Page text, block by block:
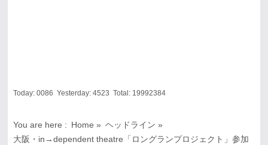
Today: 0086 Yesterday: 4523 Total: 19992384
You are here : Home » ヘッドライン »
大阪・in→dependent theatre「ロングランプロジェクト」参加